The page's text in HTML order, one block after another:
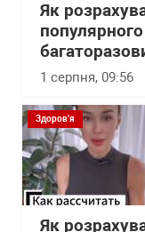
Як
1 серпня, 09:56
Здоров'я
Як